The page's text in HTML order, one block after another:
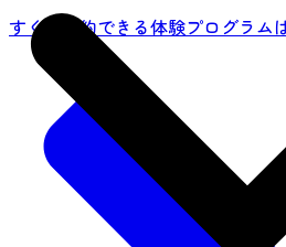
すぐに予約できる体験プログラム